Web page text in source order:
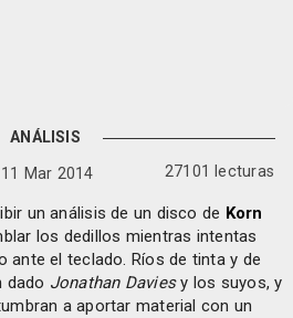
ANÁLISIS
Mar 2014 27101 lecturas
un análisis de un disco de Korn
los dedillos mientras intentas
ante el teclado. Ríos de tinta y de
dado Jonathan Daviesy los suyos, y
a aportar material con un